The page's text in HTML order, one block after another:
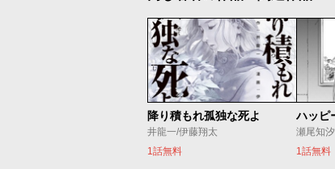
降り積もれ孤独な死よ
井龍一/伊藤翔太
1話無料
瀬尾知汐
1話無料